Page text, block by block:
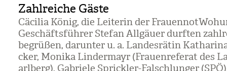
Zahlreiche Gäste
Cäci­lia König, die Lei­te­rin der
Geschäfts­füh­rer Ste­fan All­gäuer durf­ten
begrü­ßen, dar­un­ter u. a. Lan­des­rä­tin
cker, Monika Lin­der­mayr (Frau­en­re­fe­rat des